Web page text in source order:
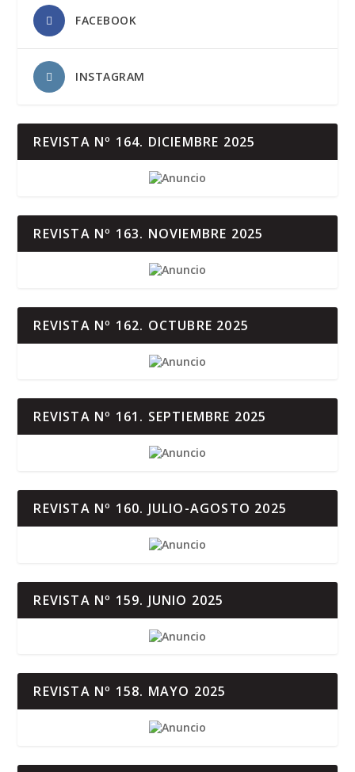
FACEBOOK
INSTAGRAM
REVISTA Nº 164. DICIEMBRE 2025
REVISTA Nº 163. NOVIEMBRE 2025
REVISTA Nº 162. OCTUBRE 2025
REVISTA Nº 161. SEPTIEMBRE 2025
REVISTA Nº 160. JULIO-AGOSTO 2025
REVISTA Nº 159. JUNIO 2025
REVISTA Nº 158. MAYO 2025